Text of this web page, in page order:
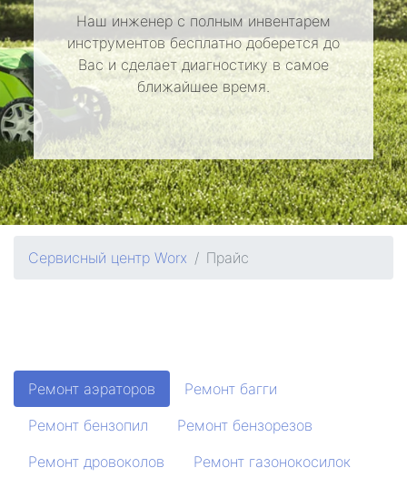
Наш инженер с полным инвентарем
инструментов бесплатно доберется до
Вас и сделает диагностику в самое
ближайшее время.
Сервисный центр Worx Прайс
Ремонт аэраторов
Ремонт багги
Ремонт бензопил
Ремонт бензорезов
Ремонт дровоколов
Ремонт газонокосилок